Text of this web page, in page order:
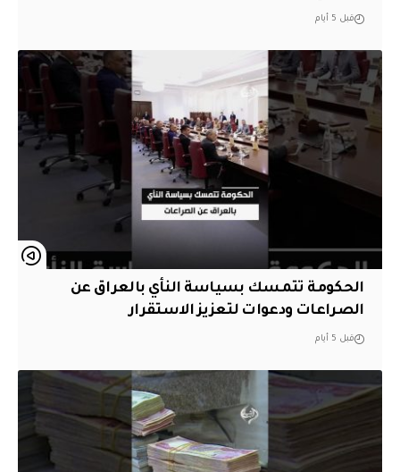
قبل 5 أيام
الحكومة تتمسك بسياسة النأي بالعراق عن
الصراعات ودعوات لتعزيز الاستقرار
قبل 5 أيام